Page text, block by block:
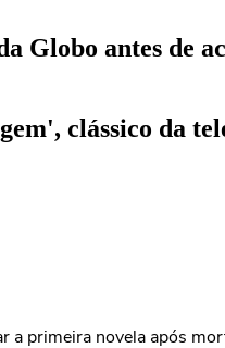
antes de
clássico da